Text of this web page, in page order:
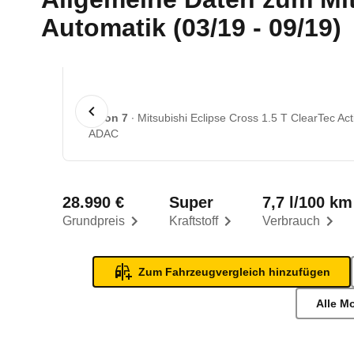
Automatik (03/19 - 09/19)
1 von 7
Mitsubishi Eclipse Cross 1.5 T ClearTec
ADAC
Grundpreis
28.990 €
Kraftstoff
Super
Verbrauch
7,7 l/100 km
Zum Fahrzeugvergleich hinzufügen
Alle